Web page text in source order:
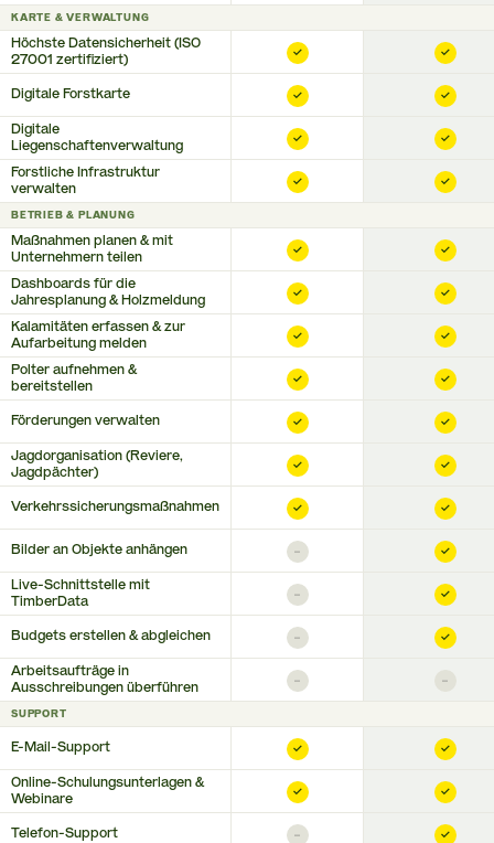
KARTE & VERWALTUNG
Höchste Datensicherheit (ISO
27001 zertifiziert)
✓ ✓
Digitale Forstkarte ✓ ✓
Digitale
Liegenschaftenverwaltung
✓ ✓
Forstliche Infrastruktur
verwalten
✓ ✓
BETRIEB & PLANUNG
Maßnahmen planen & mit
Unternehmern teilen
✓ ✓
Dashboards für die
Jahresplanung & Holzmeldung
✓ ✓
Kalamitäten erfassen & zur
Aufarbeitung melden
✓ ✓
Polter aufnehmen &
bereitstellen
✓ ✓
Förderungen verwalten ✓ ✓
Jagdorganisation (Reviere,
Jagdpächter)
✓ ✓
Verkehrssicherungsmaßnahmen ✓ ✓
Bilder an Objekte anhängen – ✓
Live-Schnittstelle mit
TimberData
– ✓
Budgets erstellen & abgleichen – ✓
Arbeitsaufträge in
Ausschreibungen überführen
– –
SUPPORT
E-Mail-Support ✓ ✓
Online-Schulungsunterlagen &
Webinare
✓ ✓
Telefon-Support – ✓